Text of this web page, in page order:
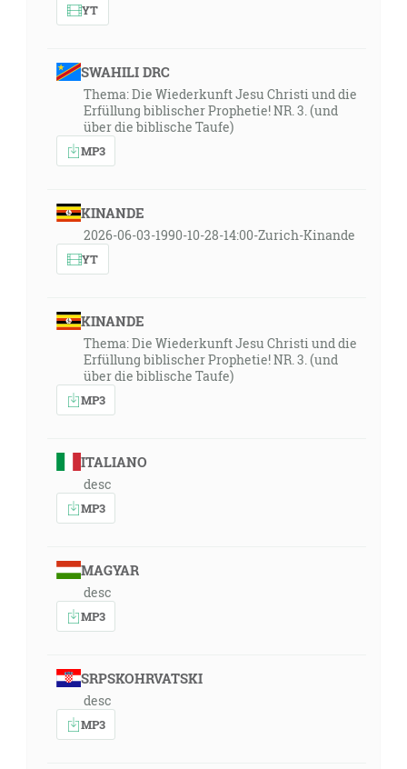
YT
SWAHILI DRC
Thema: Die Wiederkunft Jesu Christi und die
Erfüllung biblischer Prophetie! NR. 3. (und
über die biblische Taufe)
MP3
KINANDE
2026-06-03-1990-10-28-14:00-Zurich-Kinande
YT
KINANDE
Thema: Die Wiederkunft Jesu Christi und die
Erfüllung biblischer Prophetie! NR. 3. (und
über die biblische Taufe)
MP3
ITALIANO
desc
MP3
MAGYAR
desc
MP3
SRPSKOHRVATSKI
desc
MP3